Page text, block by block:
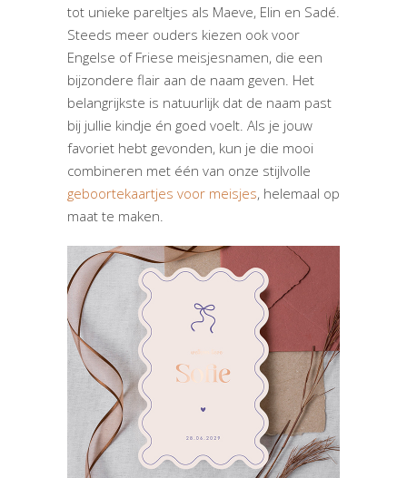
tot unieke pareltjes als Maeve, Elin en Sadé.
Steeds meer ouders kiezen ook voor
Engelse of Friese meisjesnamen, die een
bijzondere flair aan de naam geven. Het
belangrijkste is natuurlijk dat de naam past
bij jullie kindje én goed voelt. Als je jouw
favoriet hebt gevonden, kun je die mooi
combineren met één van onze stijlvolle
geboortekaartjes voor meisjes, helemaal op
maat te maken.